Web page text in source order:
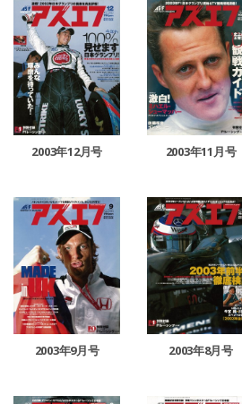
2003年12月号 2003年11月号
2003年9月号 2003年8月号